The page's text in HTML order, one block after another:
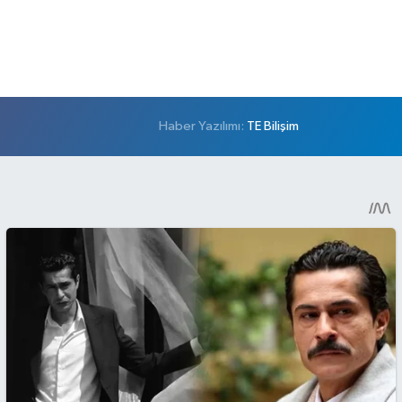
Haber Yazılımı: TE Bilişim